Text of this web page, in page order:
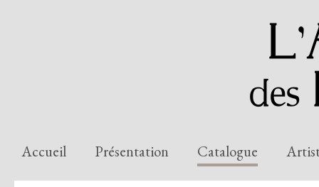
Accueil Présentation Catalogue